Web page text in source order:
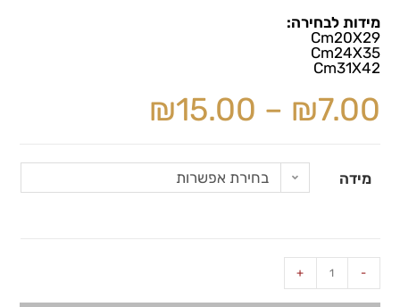
מידות לבחירה:
Cm20X29
Cm24X35
Cm31X42
₪7.00
–
₪15.00
מידה בחירת אפשרות
-
+